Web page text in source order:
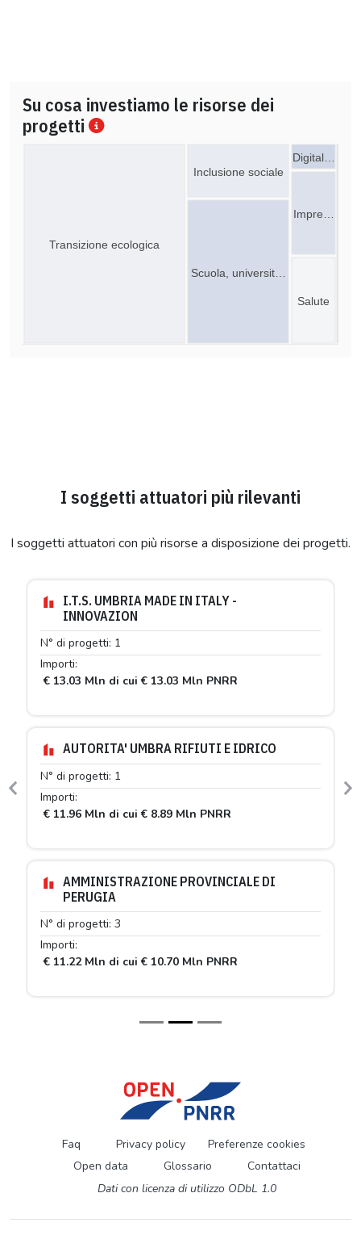
Su cosa investiamo le risorse dei
progetti
Digital…
Scuola, universit…
Impre…
Inclusione sociale
Transizione ecologica
Salute
I soggetti attuatori più rilevanti
I soggetti attuatori con più risorse a disposizione dei progetti.
I.T.S. UMBRIA MADE IN ITALY -
INNOVAZION
N° di progetti: 1
Importi:
€ 13.03 Mln di cui € 13.03 Mln PNRR
AUTORITA' UMBRA RIFIUTI E IDRICO
N° di progetti: 1
Importi:
€ 11.96 Mln di cui € 8.89 Mln PNRR
AMMINISTRAZIONE PROVINCIALE DI
PERUGIA
N° di progetti: 3
Importi:
€ 11.22 Mln di cui € 10.70 Mln PNRR
Previous
Faq Privacy policy
Preferenze cookies
Open data
Glossario
Contattaci
Dati con licenza di utilizzo ODbL 1.0